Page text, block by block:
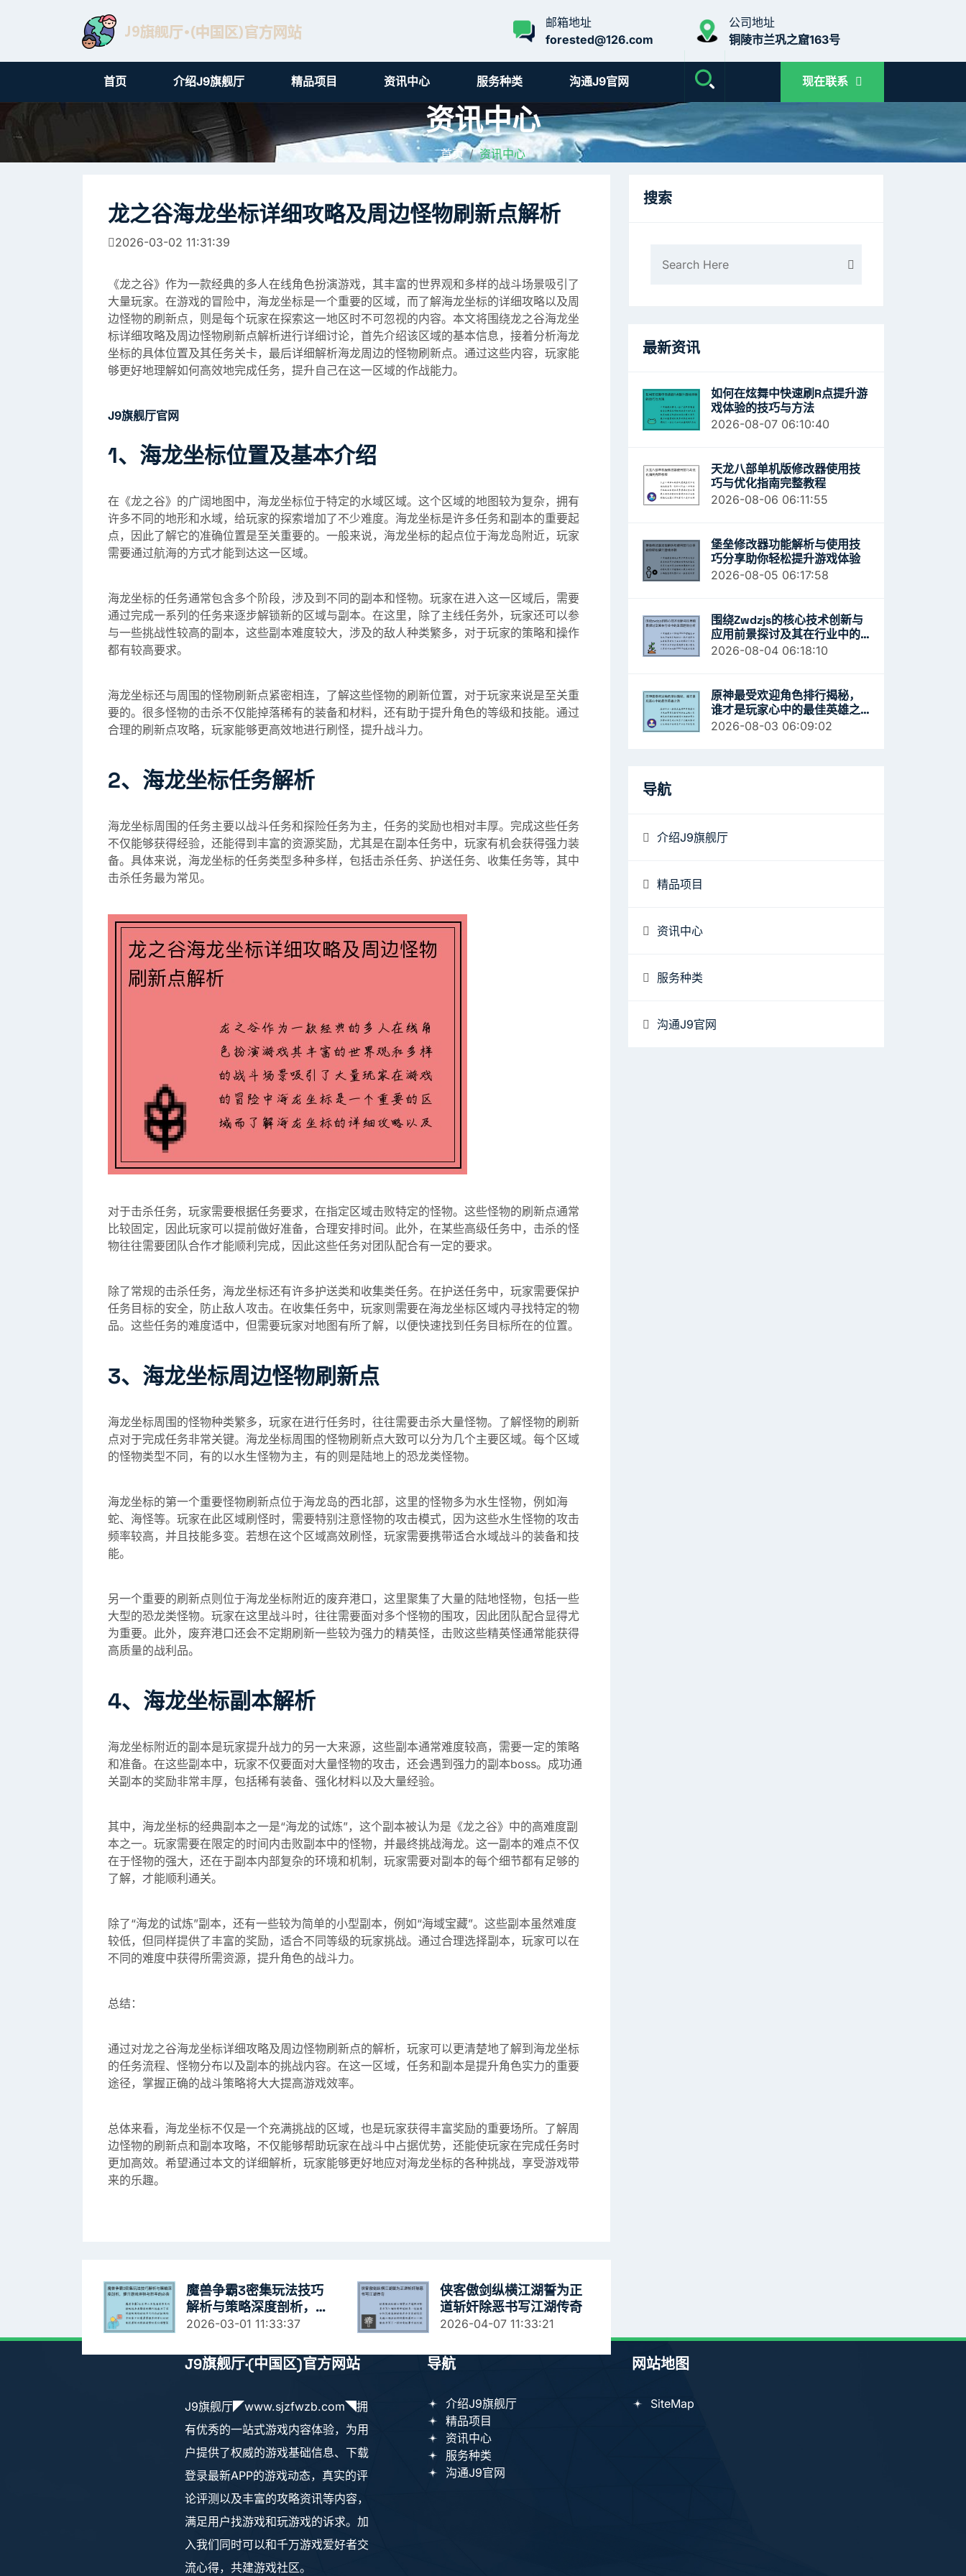
邮箱地址
forested@126.com
公司地址
铜陵市兰巩之窟163号
首页 介绍J9旗舰厅 精品项目 资讯中心 服务种类 沟通J9官网 现在联系
资讯中心
首页 资讯中心
龙之谷海龙坐标详细攻略及周边怪物刷新点解析
2026-03-02 11:31:39
《龙之谷》作为一款经典的多人在线角色扮演游戏，其丰富的世界观和多样的战斗场景吸引了
大量玩家。在游戏的冒险中，海龙坐标是一个重要的区域，而了解海龙坐标的详细攻略以及周
边怪物的刷新点，则是每个玩家在探索这一地区时不可忽视的内容。本文将围绕龙之谷海龙坐
标详细攻略及周边怪物刷新点解析进行详细讨论，首先介绍该区域的基本信息，接着分析海龙
坐标的具体位置及其任务关卡，最后详细解析海龙周边的怪物刷新点。通过这些内容，玩家能
够更好地理解如何高效地完成任务，提升自己在这一区域的作战能力。
J9旗舰厅官网
1、海龙坐标位置及基本介绍
在《龙之谷》的广阔地图中，海龙坐标位于特定的水域区域。这个区域的地图较为复杂，拥有
许多不同的地形和水域，给玩家的探索增加了不少难度。海龙坐标是许多任务和副本的重要起
点，因此了解它的准确位置是至关重要的。一般来说，海龙坐标的起点位于海龙岛附近，玩家
需要通过航海的方式才能到达这一区域。
海龙坐标的任务通常包含多个阶段，涉及到不同的副本和怪物。玩家在进入这一区域后，需要
通过完成一系列的任务来逐步解锁新的区域与副本。在这里，除了主线任务外，玩家还可以参
与一些挑战性较高的副本，这些副本难度较大，涉及的敌人种类繁多，对于玩家的策略和操作
都有较高要求。
海龙坐标还与周围的怪物刷新点紧密相连，了解这些怪物的刷新位置，对于玩家来说是至关重
要的。很多怪物的击杀不仅能掉落稀有的装备和材料，还有助于提升角色的等级和技能。通过
合理的刷新点攻略，玩家能够更高效地进行刷怪，提升战斗力。
2、海龙坐标任务解析
海龙坐标周围的任务主要以战斗任务和探险任务为主，任务的奖励也相对丰厚。完成这些任务
不仅能够获得经验，还能得到丰富的资源奖励，尤其是在副本任务中，玩家有机会获得强力装
备。具体来说，海龙坐标的任务类型多种多样，包括击杀任务、护送任务、收集任务等，其中
击杀任务最为常见。
对于击杀任务，玩家需要根据任务要求，在指定区域击败特定的怪物。这些怪物的刷新点通常
比较固定，因此玩家可以提前做好准备，合理安排时间。此外，在某些高级任务中，击杀的怪
物往往需要团队合作才能顺利完成，因此这些任务对团队配合有一定的要求。
除了常规的击杀任务，海龙坐标还有许多护送类和收集类任务。在护送任务中，玩家需要保护
任务目标的安全，防止敌人攻击。在收集任务中，玩家则需要在海龙坐标区域内寻找特定的物
品。这些任务的难度适中，但需要玩家对地图有所了解，以便快速找到任务目标所在的位置。
3、海龙坐标周边怪物刷新点
海龙坐标周围的怪物种类繁多，玩家在进行任务时，往往需要击杀大量怪物。了解怪物的刷新
点对于完成任务非常关键。海龙坐标周围的怪物刷新点大致可以分为几个主要区域。每个区域
的怪物类型不同，有的以水生怪物为主，有的则是陆地上的恐龙类怪物。
海龙坐标的第一个重要怪物刷新点位于海龙岛的西北部，这里的怪物多为水生怪物，例如海
蛇、海怪等。玩家在此区域刷怪时，需要特别注意怪物的攻击模式，因为这些水生怪物的攻击
频率较高，并且技能多变。若想在这个区域高效刷怪，玩家需要携带适合水域战斗的装备和技
能。
另一个重要的刷新点则位于海龙坐标附近的废弃港口，这里聚集了大量的陆地怪物，包括一些
大型的恐龙类怪物。玩家在这里战斗时，往往需要面对多个怪物的围攻，因此团队配合显得尤
为重要。此外，废弃港口还会不定期刷新一些较为强力的精英怪，击败这些精英怪通常能获得
高质量的战利品。
4、海龙坐标副本解析
海龙坐标附近的副本是玩家提升战力的另一大来源，这些副本通常难度较高，需要一定的策略
和准备。在这些副本中，玩家不仅要面对大量怪物的攻击，还会遇到强力的副本boss。成功通
关副本的奖励非常丰厚，包括稀有装备、强化材料以及大量经验。
其中，海龙坐标的经典副本之一是“海龙的试炼”，这个副本被认为是《龙之谷》中的高难度副
本之一。玩家需要在限定的时间内击败副本中的怪物，并最终挑战海龙。这一副本的难点不仅
在于怪物的强大，还在于副本内部复杂的环境和机制，玩家需要对副本的每个细节都有足够的
了解，才能顺利通关。
除了“海龙的试炼”副本，还有一些较为简单的小型副本，例如“海域宝藏”。这些副本虽然难度
较低，但同样提供了丰富的奖励，适合不同等级的玩家挑战。通过合理选择副本，玩家可以在
不同的难度中获得所需资源，提升角色的战斗力。
总结：
通过对龙之谷海龙坐标详细攻略及周边怪物刷新点的解析，玩家可以更清楚地了解到海龙坐标
的任务流程、怪物分布以及副本的挑战内容。在这一区域，任务和副本是提升角色实力的重要
途径，掌握正确的战斗策略将大大提高游戏效率。
总体来看，海龙坐标不仅是一个充满挑战的区域，也是玩家获得丰富奖励的重要场所。了解周
边怪物的刷新点和副本攻略，不仅能够帮助玩家在战斗中占据优势，还能使玩家在完成任务时
更加高效。希望通过本文的详细解析，玩家能够更好地应对海龙坐标的各种挑战，享受游戏带
来的乐趣。
魔兽争霸3密集玩法技巧
解析与策略深度剖析，提
升游戏体验与胜率的必备
2026-03-01 11:33:37
侠客傲剑纵横江湖誓为正
道斩奸除恶书写江湖传奇
2026-04-07 11:33:21
搜索
最新资讯
如何在炫舞中快速刷R点提升游
戏体验的技巧与方法
2026-08-07 06:10:40
天龙八部单机版修改器使用技
巧与优化指南完整教程
2026-08-06 06:11:55
堡垒修改器功能解析与使用技
巧分享助你轻松提升游戏体验
2026-08-05 06:17:58
围绕zwdzjs的核心技术创新与
应用前景探讨及其在行业中的
发展趋势分析
2026-08-04 06:18:10
原神最受欢迎角色排行揭秘，
谁才是玩家心中的最佳英雄之
选
2026-08-03 06:09:02
导航
介绍J9旗舰厅
精品项目
资讯中心
服务种类
沟通J9官网
J9旗舰厅·(中国区)官方网站
J9旗舰厅◤www.sjzfwzb.com◥拥
有优秀的一站式游戏内容体验，为用
户提供了权威的游戏基础信息、下载
登录最新APP的游戏动态，真实的评
论评测以及丰富的攻略资讯等内容，
满足用户找游戏和玩游戏的诉求。加
入我们同时可以和千万游戏爱好者交
流心得，共建游戏社区。
导航
介绍J9旗舰厅
精品项目
资讯中心
服务种类
沟通J9官网
网站地图
SiteMap